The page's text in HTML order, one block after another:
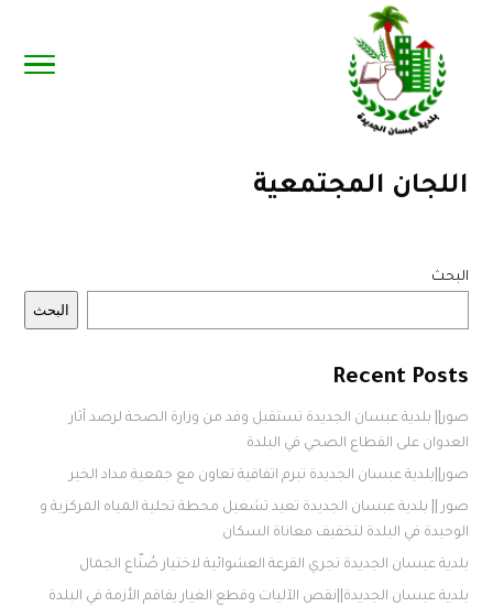
اللجان المجتمعية
البحث
البحث
Recent Posts
صور|| بلدية عبسان الجديدة تستقبل وفد من وزارة الصحة لرصد آثار
العدوان على القطاع الصحي في البلدة
صور||بلدية عبسان الجديدة تبرم اتفاقية تعاون مع جمعية مداد الخير
صور || بلدية عبسان الجديدة تعيد تشغيل محطة تحلية المياه المركزية و
الوحيدة في البلدة لتخفيف معاناة السكان
بلدية عبسان الجديدة تجري القرعة العشوائية لاختيار صُنّاع الجمال
بلدية عبسان الجديدة||نقص الآليات وقطع الغيار يفاقم الأزمة في البلدة